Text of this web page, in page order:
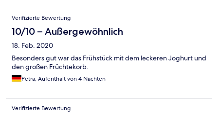
Verifizierte Bewertung
10/10 – Außergewöhnlich
18. Feb. 2020
Besonders gut war das Frühstück mit dem leckeren Joghurt und
den großen Früchtekorb.
Petra, Aufenthalt von 4 Nächten
Verifizierte Bewertung